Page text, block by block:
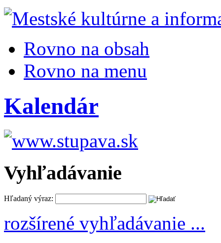
Rovno na obsah
Rovno na menu
Kalendár
Vyhľadávanie
Hľadaný výraz:
rozšírené vyhľadávanie ...